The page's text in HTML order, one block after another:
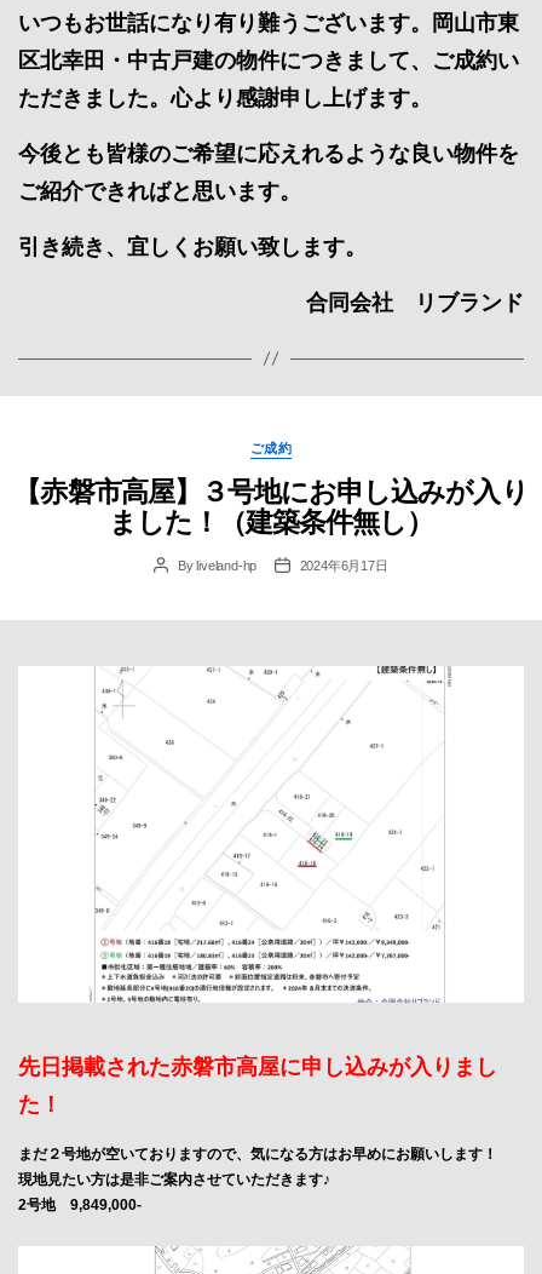
いつもお世話になり有り難うございます。岡山市東
区北幸田・中古戸建の物件につきまして、ご成約い
ただきました。心より感謝申し上げます。
今後とも皆様のご希望に応えれるような良い物件を
ご紹介できればと思います。
引き続き、宜しくお願い致します。
合同会社 リブランド
Categories
ご成約
【赤磐市高屋】３号地にお申し込みが入り
ました！（建築条件無し）
PostByliveland-hp
Post2024年6月17日
先日掲載された赤磐市高屋に申し込みが入りまし
た！
まだ２号地が空いておりますので、気になる方はお早めにお願いします！
現地見たい方は是非ご案内させていただきます♪
2号地 9,849,000-